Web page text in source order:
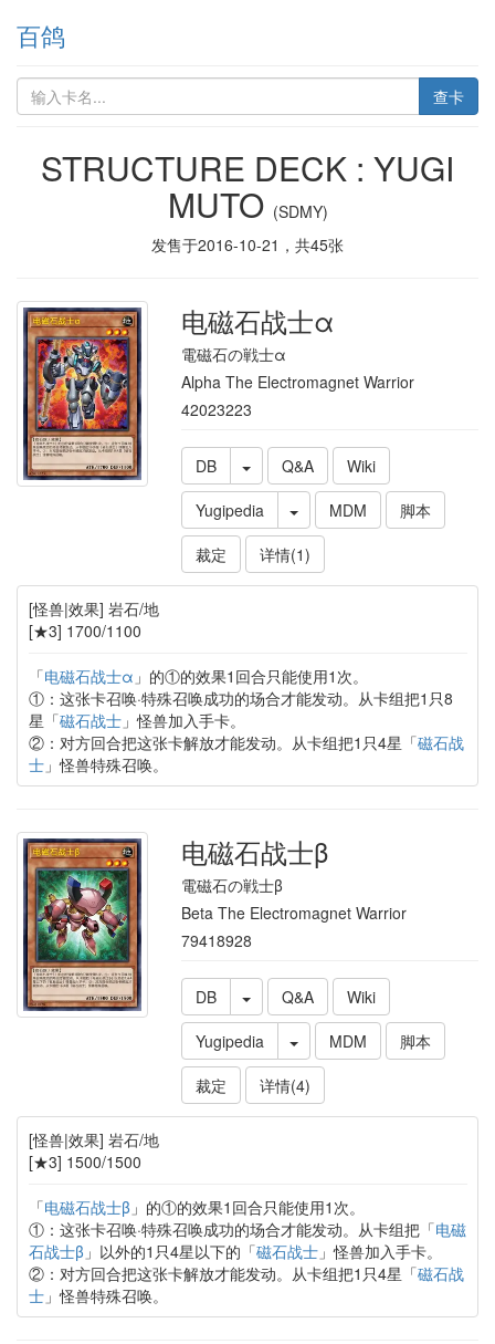
百鸽
查卡
STRUCTURE DECK : YUGI
MUTO (SDMY)
发售于2016-10-21 ，共45张
电磁石战士α
電磁石の戦士α
Alpha The Electromagnet Warrior
42023223
DB Q&A
Wiki
Yugipedia
MDM
脚本
裁定
详情(1)
[怪兽|效果] 岩石/地
[★3] 1700/1100
「电磁石战士α 」的①的效果1回合只能使用1次。
①：这张卡召唤·特殊召唤成功的场合才能发动。从卡组把1只8
星「磁石战士」怪兽加入手卡。
②：对方回合把这张卡解放才能发动。从卡组把1只4星「磁石战
士」怪兽特殊召唤。
电磁石战士β
電磁石の戦士β
Beta The Electromagnet Warrior
79418928
DB Q&A
Wiki
Yugipedia
MDM
脚本
裁定
详情(4)
[怪兽|效果] 岩石/地
[★3] 1500/1500
「电磁石战士β 」的①的效果1回合只能使用1次。
①：这张卡召唤·特殊召唤成功的场合才能发动。从卡组把「电磁
石战士β 」以外的1只4星以下的「磁石战士」怪兽加入手卡。
②：对方回合把这张卡解放才能发动。从卡组把1只4星「磁石战
士」怪兽特殊召唤。